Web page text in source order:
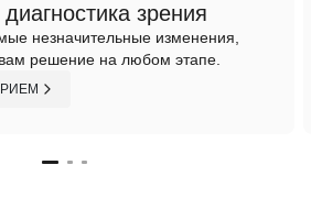
зрения
незначительные изменения,
решение на любом этапе.